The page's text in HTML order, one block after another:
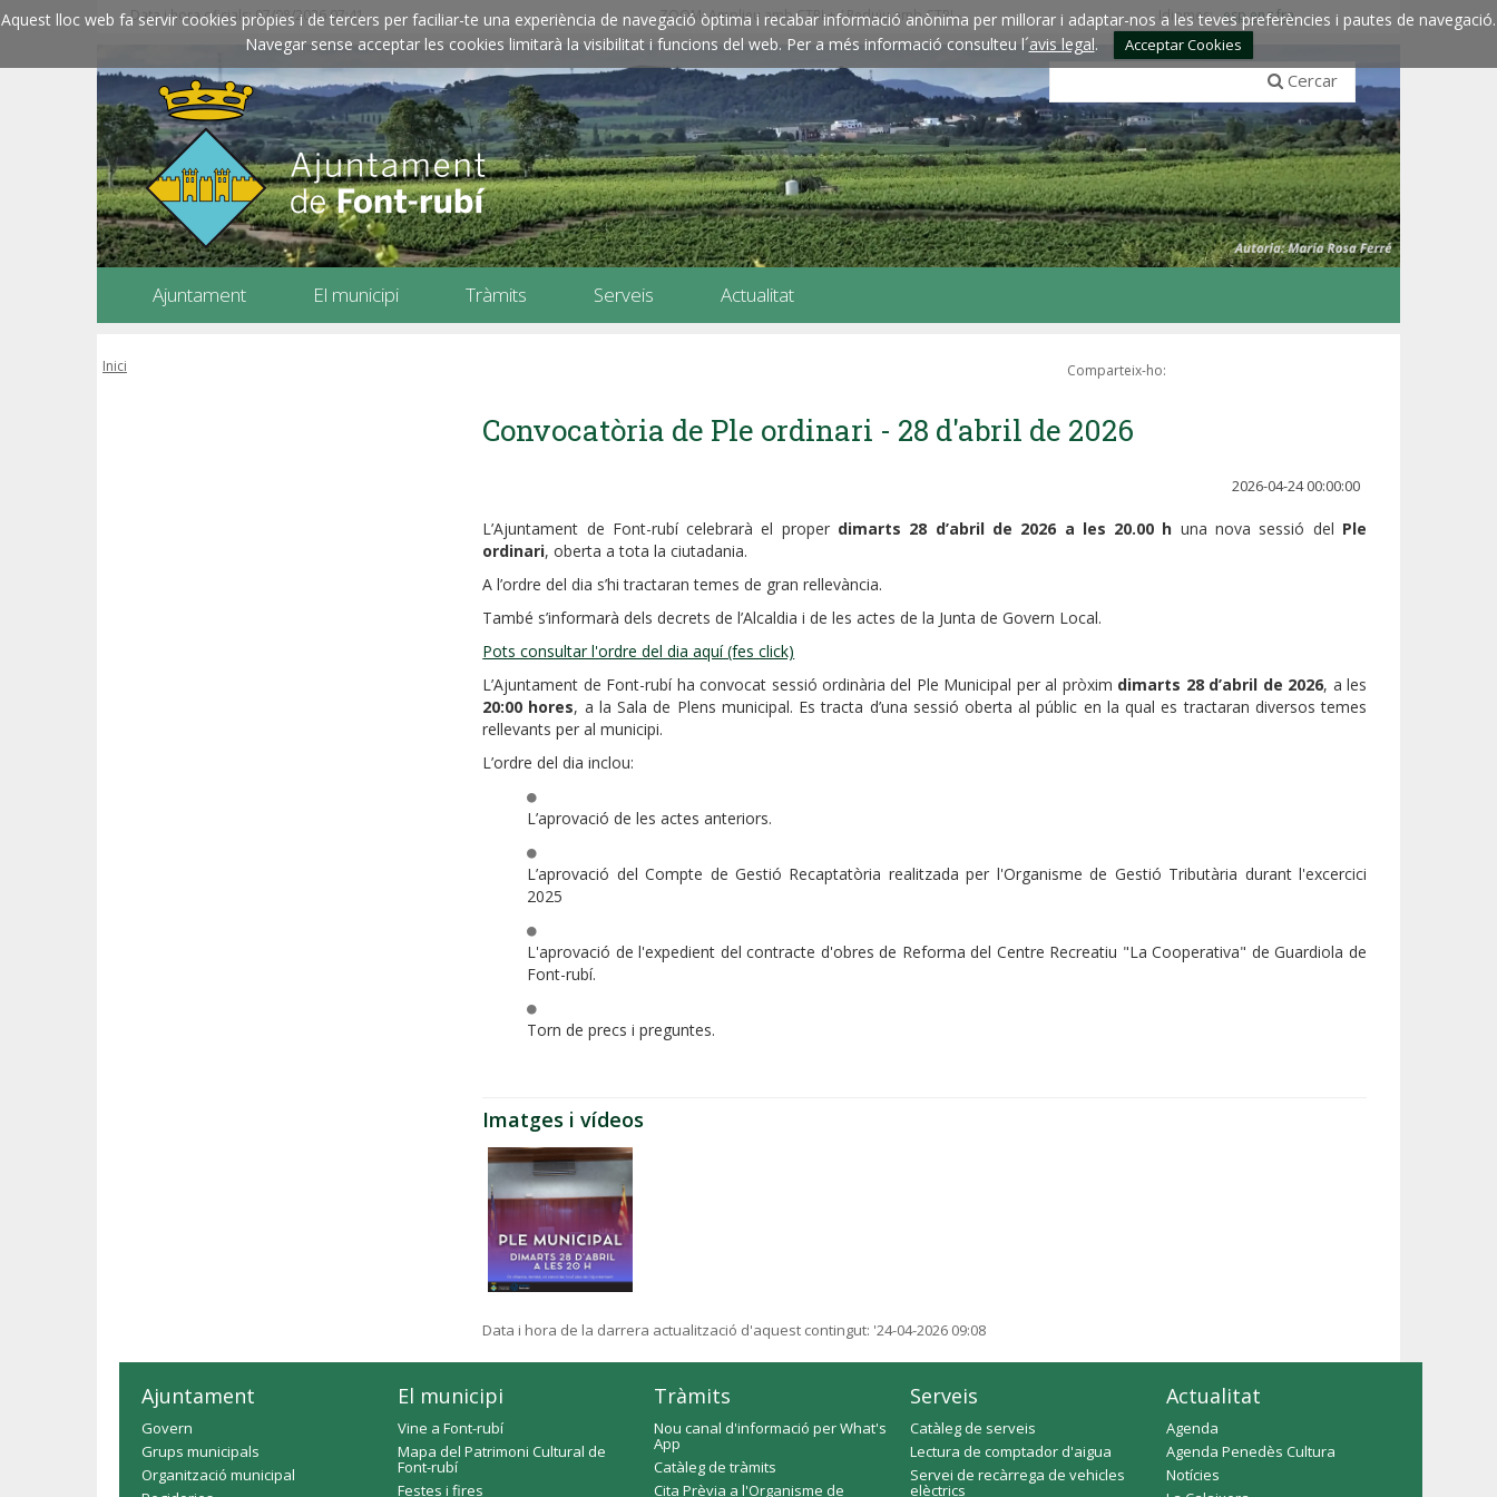
Aquest lloc web fa servir cookies pròpies i de tercers per faciliar-te una experiència de navegació òptima i recabar informació anònima per millorar i adaptar-nos a les teves preferències i pautes de navegació.
Navegar sense acceptar les cookies limitarà la visibilitat i funcions del web. Per a més informació consulteu l´avis legal. Acceptar Cookies
Data i hora oficials: 07/08/2026 07:41 ZOOM: Amplieu amb CTRL+ / Reduïu amb CTRL- Idiomes:esp engfra
Cercar
Ajuntament El municipi Tràmits Serveis Actualitat
Inici Comparteix-ho:
Convocatòria de Ple ordinari - 28 d'abril de 2026
2026-04-24 00:00:00
L’Ajuntament de Font-rubí celebrarà el proper dimarts 28 d’abril de 2026 a les 20.00 h una nova sessió del Ple
ordinari, oberta a tota la ciutadania.
A l’ordre del dia s’hi tractaran temes de gran rellevància.
També s’informarà dels decrets de l’Alcaldia i de les actes de la Junta de Govern Local.
Pots consultar l'ordre del dia aquí (fes click)
L’Ajuntament de Font-rubí ha convocat sessió ordinària del Ple Municipal per al pròxim dimarts 28 d’abril de 2026, a les
20:00 hores, a la Sala de Plens municipal. Es tracta d’una sessió oberta al públic en la qual es tractaran diversos temes
rellevants per al municipi.
L’ordre del dia inclou:
L’aprovació de les actes anteriors.
L’aprovació del Compte de Gestió Recaptatòria realitzada per l'Organisme de Gestió Tributària durant l'excercici
2025
L'aprovació de l'expedient del contracte d'obres de Reforma del Centre Recreatiu "La Cooperativa" de Guardiola de
Font-rubí.
Torn de precs i preguntes.
Imatges i vídeos
Data i hora de la darrera actualització d'aquest contingut: '24-04-2026 09:08
Ajuntament
Govern
Grups municipals
Organització municipal
El municipi
Vine a Font-rubí
Mapa del Patrimoni Cultural de
Font-rubí
Festes i fires
Tràmits
Nou canal d'informació per What's
App
Catàleg de tràmits
Cita Prèvia a l'Organisme de
Serveis
Catàleg de serveis
Lectura de comptador d'aigua
Servei de recàrrega de vehicles
elèctrics
Actualitat
Agenda
Agenda Penedès Cultura
Notícies